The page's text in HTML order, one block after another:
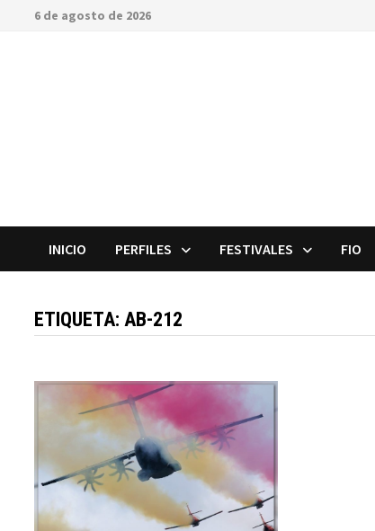
Saltar6 de agosto de 2026
INICIO PERFILES FESTIVALES FIO
ETIQUETA:AB-212